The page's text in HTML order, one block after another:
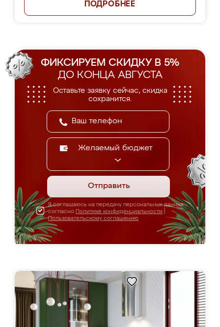
ПОДРОБНЕЕ
ФИКСИРУЕМ СКИДКУ В 5%
ДО КОНЦА АВГУСТА
Оставьте заявку сейчас, скидка
сохранится.
Желаемый бюджет
Отправить
Я соглашаюсь на передачу персональных данных
согласно Политике конфиденциальности
Пользовательскому соглашению